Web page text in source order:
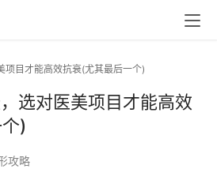
目才能高效抗衰(尤其最后一个)
选对医美项目才能高效
)
攻略